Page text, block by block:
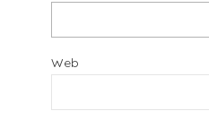
Web